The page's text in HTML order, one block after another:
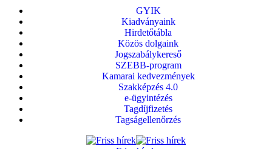
GYIK
Kiadványaink
Hirdetőtábla
Közös dolgaink
Jogszabálykereső
SZEBB-program
Kamarai kedvezmények
Szakképzés 4.0
e-ügyintézés
Tagdíjfizetés
Tagságellenőrzés